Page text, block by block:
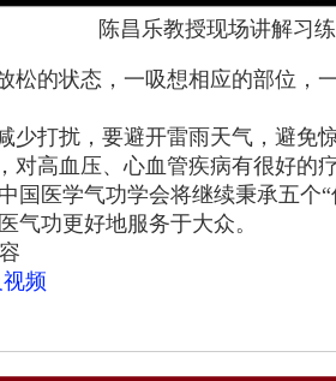
陈昌乐教授现场讲解习
松的状态，一吸想相应的部位，
打扰，要避开雷雨天气，避免惊
对高血压、心血管疾病有很好的
国医学气功学会将继续秉承五个
气功更好地服务于大众。
频